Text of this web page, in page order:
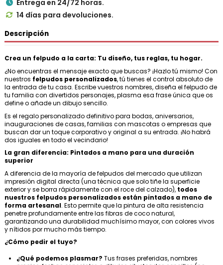
 Entrega en 24/72 horas.
 14 días para devoluciones.
Descripción
Crea un felpudo a la carta: Tu diseño, tus reglas, tu hogar.
¿No encuentras el mensaje exacto que buscas? ¡Hazlo tú mismo! Con
nuestros felpudos personalizados, tú tienes el control absoluto de
la entrada de tu casa. Escribe vuestros nombres, diseña el felpudo de
tu familia con divertidos personajes, plasma esa frase única que os
define o añade un dibujo sencillo.
Es el regalo personalizado definitivo para bodas, aniversarios,
inauguraciones de casas, familias con mascotas o empresas que
buscan dar un toque corporativo y original a su entrada. ¡No habrá
dos iguales en todo el vecindario!
La gran diferencia: Pintados a mano para una duración
superior
A diferencia de la mayoría de felpudos del mercado que utilizan
impresión digital directa (una técnica que solo tiñe la superficie
exterior y se borra rápidamente con el roce del calzado), todos
nuestros felpudos personalizados están pintados a mano de
forma artesanal. Esto permite que la pintura de alta resistencia
penetre profundamente entre las fibras de coco natural,
garantizando una durabilidad muchísimo mayor, con colores vivos
y nítidos por mucho más tiempo.
¿Cómo pedir el tuyo?
¿Qué podemos plasmar? Tus frases preferidas, nombres